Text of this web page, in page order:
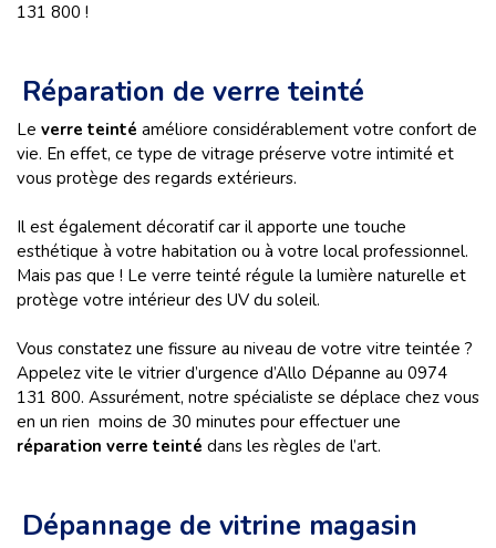
131 800 !
Réparation de verre teinté
Le verre teinté améliore considérablement votre confort de
vie. En effet, ce type de vitrage préserve votre intimité et
vous protège des regards extérieurs.
Il est également décoratif car il apporte une touche
esthétique à votre habitation ou à votre local professionnel.
Mais pas que ! Le verre teinté régule la lumière naturelle et
protège votre intérieur des UV du soleil.
Vous constatez une fissure au niveau de votre vitre teintée ?
Appelez vite le vitrier d’urgence d’Allo Dépanne au 0974
131 800. Assurément, notre spécialiste se déplace chez vous
en un rien moins de 30 minutes pour effectuer une
réparation verre teinté dans les règles de l’art.
Dépannage de vitrine magasin